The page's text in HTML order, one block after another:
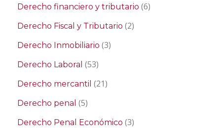
Derecho financiero y tributario (6)
Derecho Fiscal y Tributario (2)
Derecho Inmobiliario (3)
Derecho Laboral (53)
Derecho mercantil (21)
Derecho penal (5)
Derecho Penal Económico (3)